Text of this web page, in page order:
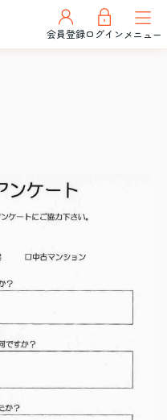
会員登録ログインメニュー